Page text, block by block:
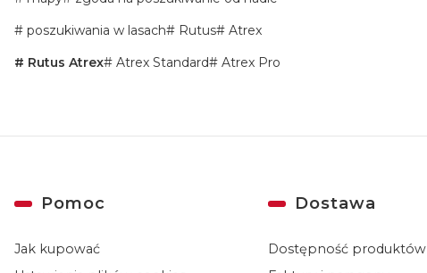
poszukiwania w lasach
Rutus
Atrex
Rutus Atrex
Atrex Standard Atrex Pro
Linki w stopce
Pomoc
Jak kupować
Dostawa
Dostępność produktów